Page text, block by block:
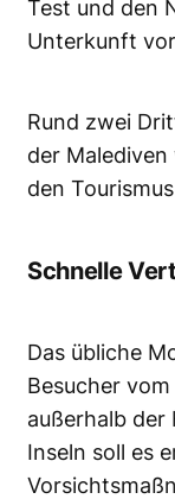
Test und den
Unterkunft
Rund zwei
der
den
Schnelle
Das übliche
Besucher
außerhalb der
Inseln soll es